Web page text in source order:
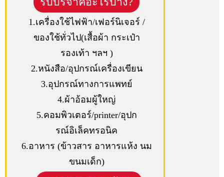
1.เครื่องใช้ไฟฟ้า/เฟอร์นิเจอร์ /
ของใช้ทั่วไป(เสื้อผ้า กระเป๋า
รองเท้า ฯลฯ )
2.หนังสือ/อุปกรณ์เครื่องเขียน
3.อุปกรณ์ทางการแพทย์
4.ผ้าอ้อมผู้ใหญ่
5.คอมพิวเตอร์/printer/อุปก
รณ์อิเล็คทรอนิค
6.อาหาร (ข้าวสาร อาหารแห้ง นม
ขนมเด็ก)